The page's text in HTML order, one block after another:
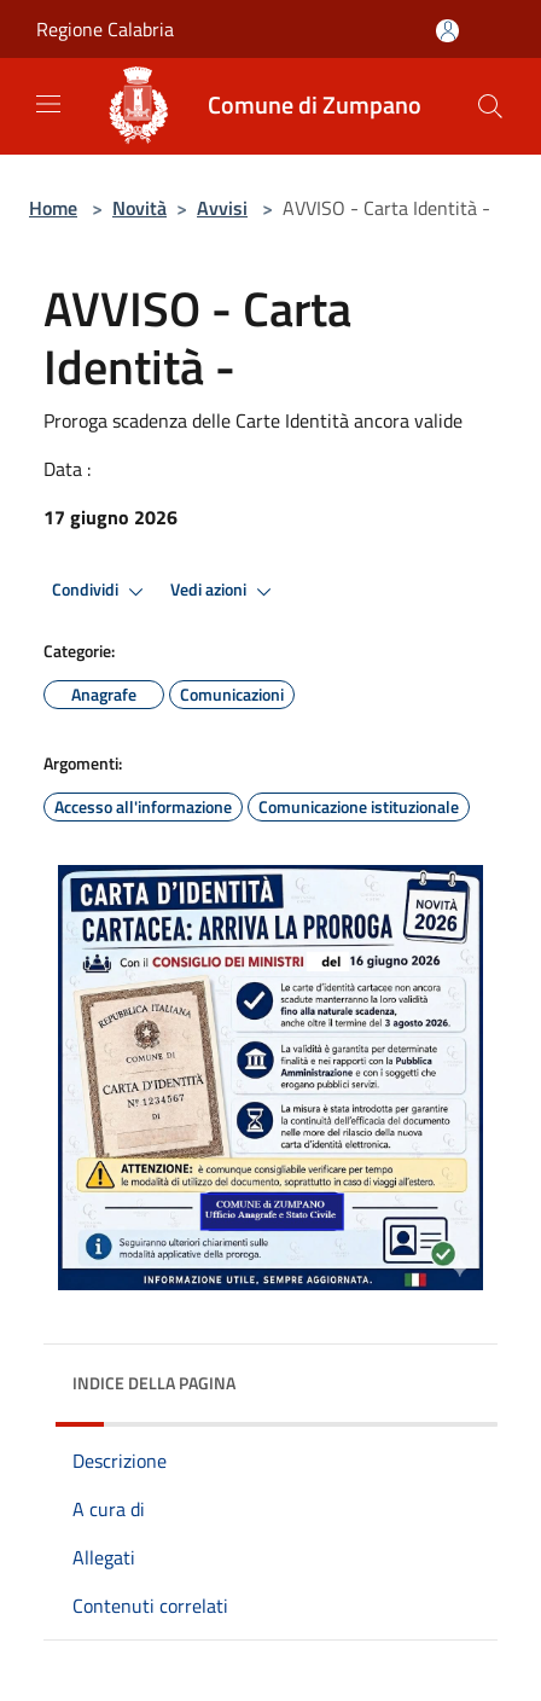
Regione Calabria
Comune di Zumpano
Home > Novità > Avvisi > AVVISO - Carta Identità -
AVVISO - Carta
Identità -
Proroga scadenza delle Carte Identità ancora valide
Data :
17 giugno 2026
Condividi Vedi azioni
Categorie:
Anagrafe
Comunicazioni
Argomenti:
Accesso all'informazione
Comunicazione istituzionale
INDICE DELLA PAGINA
Descrizione
A cura di
Allegati
Contenuti correlati